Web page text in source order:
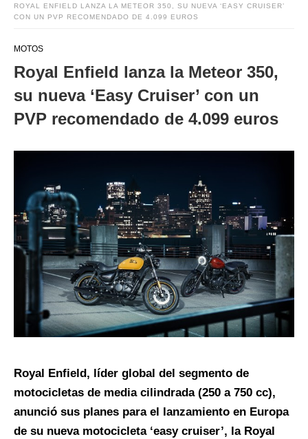
ROYAL ENFIELD LANZA LA METEOR 350, SU NUEVA ‘EASY CRUISER’
CON UN PVP RECOMENDADO DE 4.099 EUROS
MOTOS
Royal Enfield lanza la Meteor 350,
su nueva ‘Easy Cruiser’ con un
PVP recomendado de 4.099 euros
Royal Enfield, líder global del segmento de
motocicletas de media cilindrada (250 a 750 cc),
anunció sus planes para el lanzamiento en Europa
de su nueva motocicleta ‘easy cruiser’, la Royal